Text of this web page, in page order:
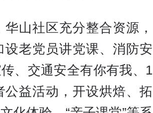
山社区充分整合资源，
老党员讲党课、消防安
、交通安全有你有我、1
益活动，开设烘焙、拓